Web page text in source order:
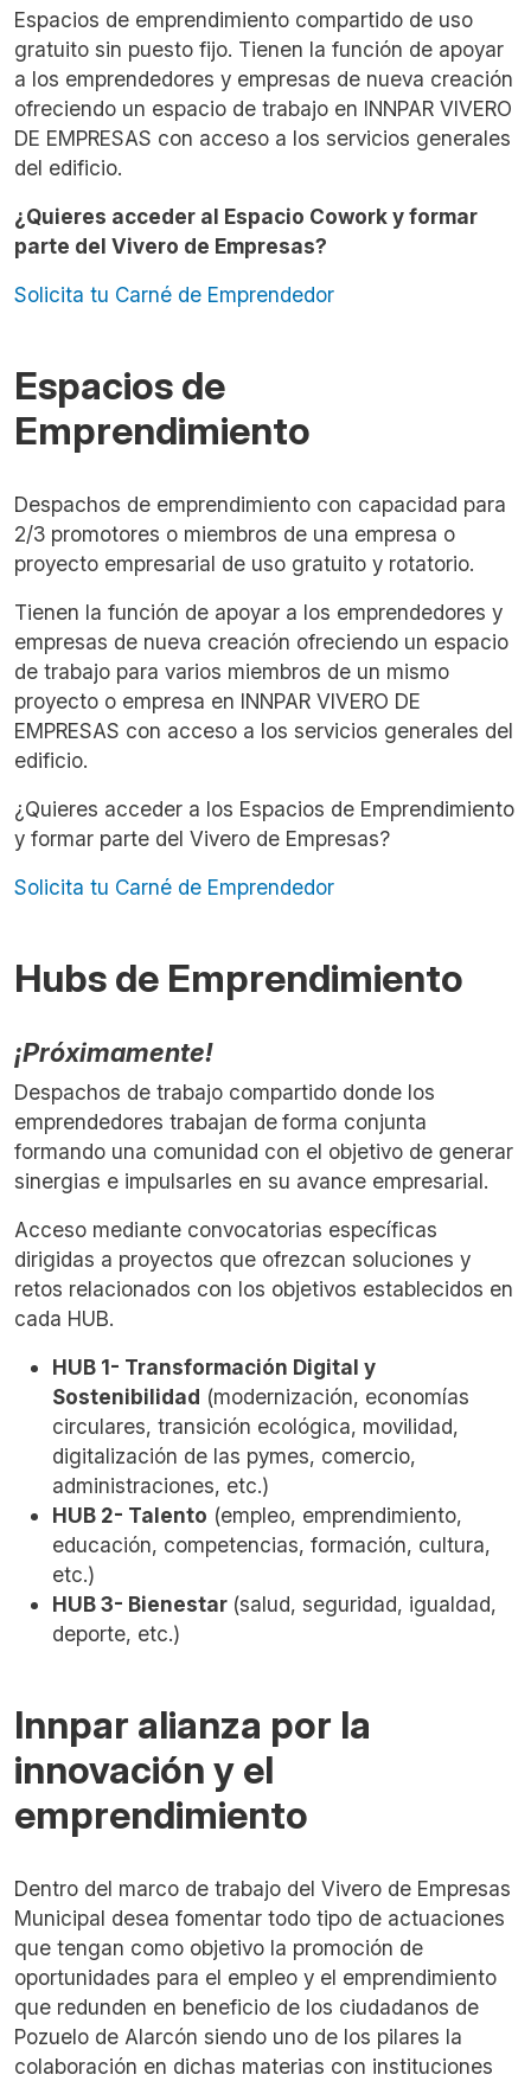
Espacios de emprendimiento compartido de uso
gratuito sin puesto fijo. Tienen la función de apoyar
a los emprendedores y empresas de nueva creación
ofreciendo un espacio de trabajo en INNPAR VIVERO
DE EMPRESAS con acceso a los servicios generales
del edificio.
¿Quieres acceder al Espacio Cowork y formar
parte del Vivero de Empresas?
Solicita tu Carné de Emprendedor
Espacios de
Emprendimiento
Despachos de emprendimiento con capacidad para
2/3 promotores o miembros de una empresa o
proyecto empresarial de uso gratuito y rotatorio.
Tienen la función de apoyar a los emprendedores y
empresas de nueva creación ofreciendo un espacio
de trabajo para varios miembros de un mismo
proyecto o empresa en INNPAR VIVERO DE
EMPRESAS con acceso a los servicios generales del
edificio.
¿Quieres acceder a los Espacios de Emprendimiento
y formar parte del Vivero de Empresas?
Solicita tu Carné de Emprendedor
Hubs de Emprendimiento
¡Próximamente!
Despachos de trabajo compartido donde los
emprendedores trabajan deforma conjunta
formando una comunidad con el objetivo de generar
sinergias e impulsarles en su avance empresarial.
Acceso mediante convocatorias específicas
dirigidas a proyectos que ofrezcan soluciones y
retos relacionados con los objetivos establecidos en
cada HUB.
HUB 1- Transformación Digital y
Sostenibilidad (modernización, economías
circulares, transición ecológica, movilidad,
digitalización de las pymes, comercio,
administraciones, etc.)
HUB 2- Talento (empleo, emprendimiento,
educación, competencias, formación, cultura,
etc.)
HUB 3- Bienestar (salud, seguridad, igualdad,
deporte, etc.)
Innpar alianza por la
innovación y el
emprendimiento
Dentro del marco de trabajo del Vivero de Empresas
Municipal desea fomentar todo tipo de actuaciones
que tengan como objetivo la promoción de
oportunidades para el empleo y el emprendimiento
que redunden en beneficio de los ciudadanos de
Pozuelo de Alarcón siendo uno de los pilares la
colaboración en dichas materias con instituciones